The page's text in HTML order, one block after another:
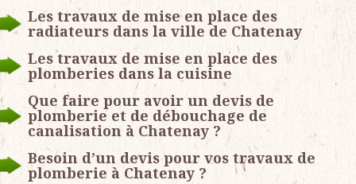
Les travaux de mise en place des
radiateurs dans la ville de Chatenay
Les travaux de mise en place des
plomberies dans la cuisine
Que faire pour avoir un devis de
plomberie et de débouchage de
canalisation à Chatenay ?
Besoin d’un devis pour vos travaux de
plomberie à Chatenay ?